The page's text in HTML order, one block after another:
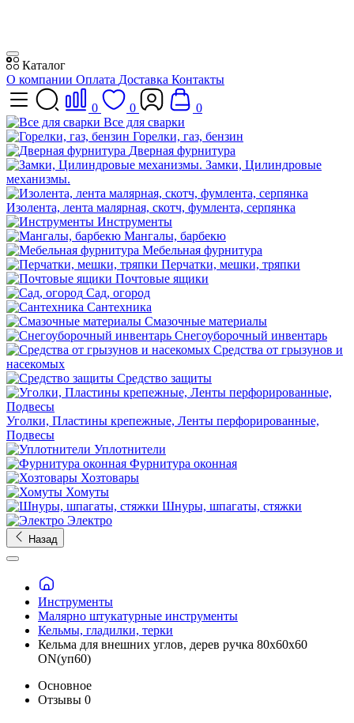
Каталог
О компании Оплата Доставка Контакты
0 0
0
Все для сварки
Горелки, газ, бензин
Дверная фурнитура
Замки, Цилиндровые
механизмы.
Изолента, лента малярная, скотч, фумлента, серпянка
Инструменты
Мангалы, барбекю
Мебельная фурнитура
Перчатки, мешки, тряпки
Почтовые ящики
Сад, огород
Сантехника
Смазочные материалы
Снегоуборочный инвентарь
Средства от грызунов и
насекомых
Средство защиты
Уголки, Пластины крепежные, Ленты перфорированные,
Подвесы
Уплотнители
Фурнитура оконная
Хозтовары
Хомуты
Шнуры, шпагаты, стяжки
Электро
Назад
Инструменты
Малярно штукатурные инструменты
Кельмы, гладилки, терки
Кельма для внешних углов, дерев ручка 80х60х60
ON(уп60)
Основное
Отзывы 0